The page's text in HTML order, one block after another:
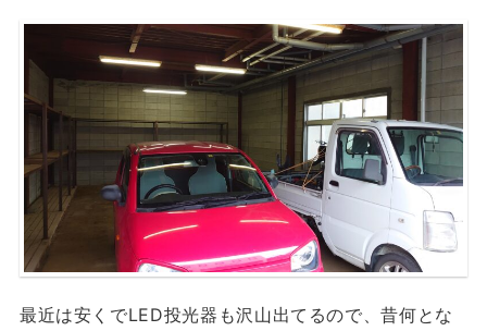
最近は安くでLED投光器も沢山出てるので、昔何とな